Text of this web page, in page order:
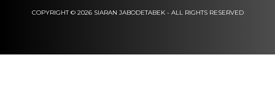
COPYRIGHT © 2026 SIARAN JABODETABEK - ALL RIGHTS RESERVED